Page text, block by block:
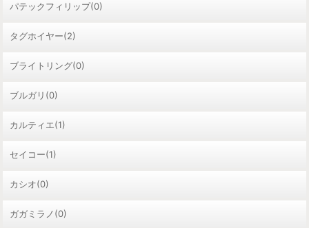
パテックフィリップ(0)
タグホイヤー(2)
ブライトリング(0)
ブルガリ(0)
カルティエ(1)
セイコー(1)
カシオ(0)
ガガミラノ(0)